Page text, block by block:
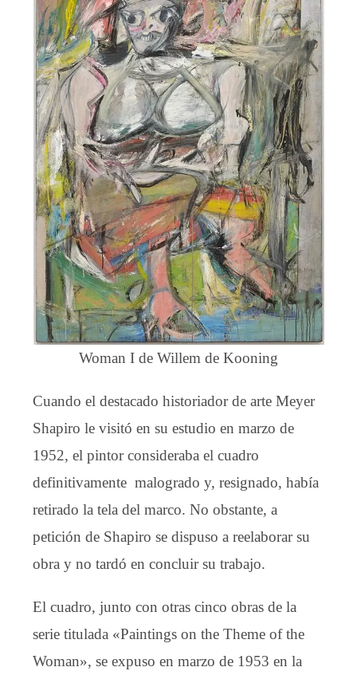
Woman I de Willem de Kooning
Cuando el destacado historiador de arte Meyer
Shapiro le visitó en su estudio en marzo de
1952, el pintor consideraba el cuadro
definitivamente malogrado y, resignado, había
retirado la tela del marco. No obstante, a
petición de Shapiro se dispuso a reelaborar su
obra y no tardó en concluir su trabajo.
El cuadro, junto con otras cinco obras de la
serie titulada «Paintings on the Theme of the
Woman», se expuso en marzo de 1953 en la